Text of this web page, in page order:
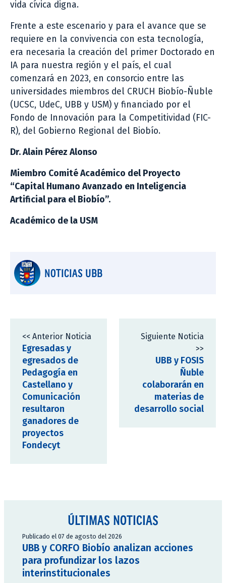
vida cívica digna.
Frente a este escenario y para el avance que se
requiere en la convivencia con esta tecnología,
era necesaria la creación del primer Doctorado en
IA para nuestra región y el país, el cual
comenzará en 2023, en consorcio entre las
universidades miembros del CRUCH Biobío-Ñuble
(UCSC, UdeC, UBB y USM) y financiado por el
Fondo de Innovación para la Competitividad (FIC-
R), del Gobierno Regional del Biobío.
Dr. Alain Pérez Alonso
Miembro Comité Académico del Proyecto
“Capital Humano Avanzado en Inteligencia
Artificial para el Biobío”.
Académico de la USM
NOTICIAS UBB
<< Anterior Noticia
Egresadas y
egresados de
Pedagogía en
Castellano y
Comunicación
resultaron
ganadores de
proyectos
Fondecyt
Siguiente Noticia
>>
UBB y FOSIS
Ñuble
colaborarán en
materias de
desarrollo social
ÚLTIMAS NOTICIAS
Publicado el 07 de agosto del 2026
UBB y CORFO Biobío analizan acciones
para profundizar los lazos
interinstitucionales